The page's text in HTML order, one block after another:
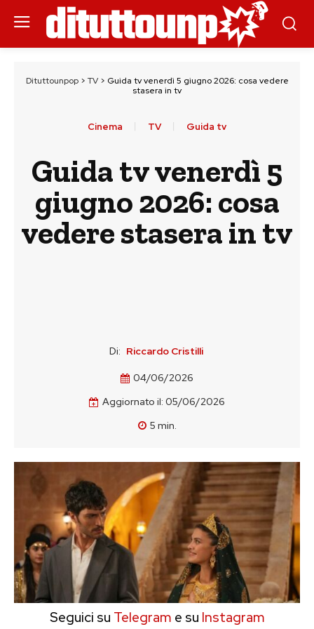
Dituttounpop> TV> Guida tv venerdì 5 giugno 2026: cosa vedere
stasera in tv
Cinema TV Guida tv
Guida tv venerdì 5
giugno 2026: cosa
vedere stasera in tv
Di: Riccardo Cristilli
04/06/2026
Aggiornato il: 05/06/2026
5 min.
Seguici su Telegram e su Instagram